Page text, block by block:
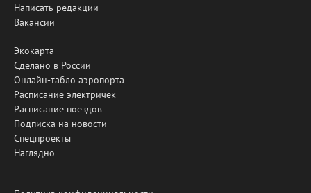
Написать редакции
Вакансии
Экокарта
Сделано в России
Онлайн-табло аэропорта
Расписание электричек
Расписание поездов
Подписка на новости
Спецпроекты
Наглядно